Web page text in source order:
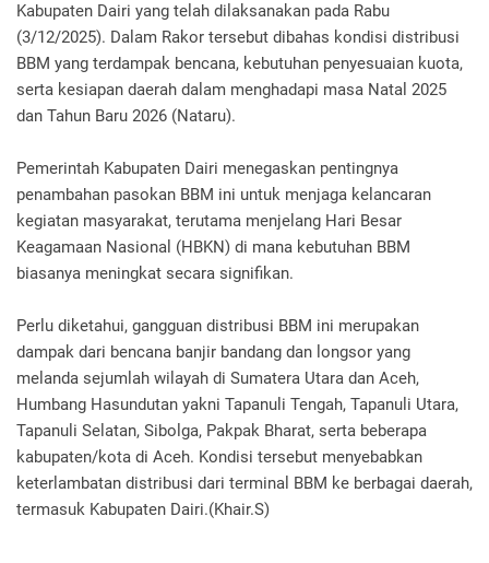
Kabupaten Dairi yang telah dilaksanakan pada Rabu
(3/12/2025). Dalam Rakor tersebut dibahas kondisi distribusi
BBM yang terdampak bencana, kebutuhan penyesuaian kuota,
serta kesiapan daerah dalam menghadapi masa Natal 2025
dan Tahun Baru 2026 (Nataru).
Pemerintah Kabupaten Dairi menegaskan pentingnya
penambahan pasokan BBM ini untuk menjaga kelancaran
kegiatan masyarakat, terutama menjelang Hari Besar
Keagamaan Nasional (HBKN) di mana kebutuhan BBM
biasanya meningkat secara signifikan.
Perlu diketahui, gangguan distribusi BBM ini merupakan
dampak dari bencana banjir bandang dan longsor yang
melanda sejumlah wilayah di Sumatera Utara dan Aceh,
Humbang Hasundutan yakni Tapanuli Tengah, Tapanuli Utara,
Tapanuli Selatan, Sibolga, Pakpak Bharat, serta beberapa
kabupaten/kota di Aceh. Kondisi tersebut menyebabkan
keterlambatan distribusi dari terminal BBM ke berbagai daerah,
termasuk Kabupaten Dairi.(Khair.S)